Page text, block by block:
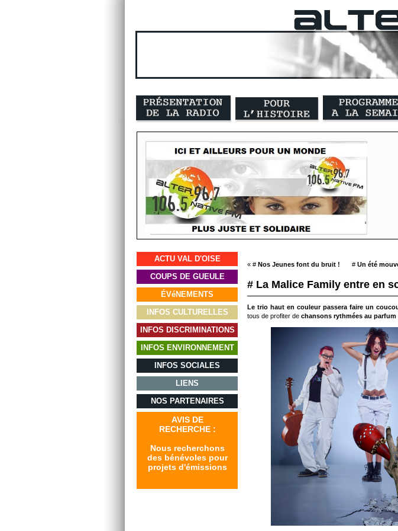
ACTU VAL D'OISE
COUPS DE GUEULE
ÉVéNEMENTS
INFOS CULTURELLES
INFOS DISCRIMINATIONS
INFOS ENVIRONNEMENT
INFOS SOCIALES
LIENS
NOS PARTENAIRES
AVIS DE
RECHERCHE :
Nous recherchons
des bénévoles pour
projets d'émissions
« # Nos Jeunes font du bruit ! # Un été
# La Malice Family entre en
Le trio haut en couleur passera faire un
tous de profiter de chansons rythmées au parfum